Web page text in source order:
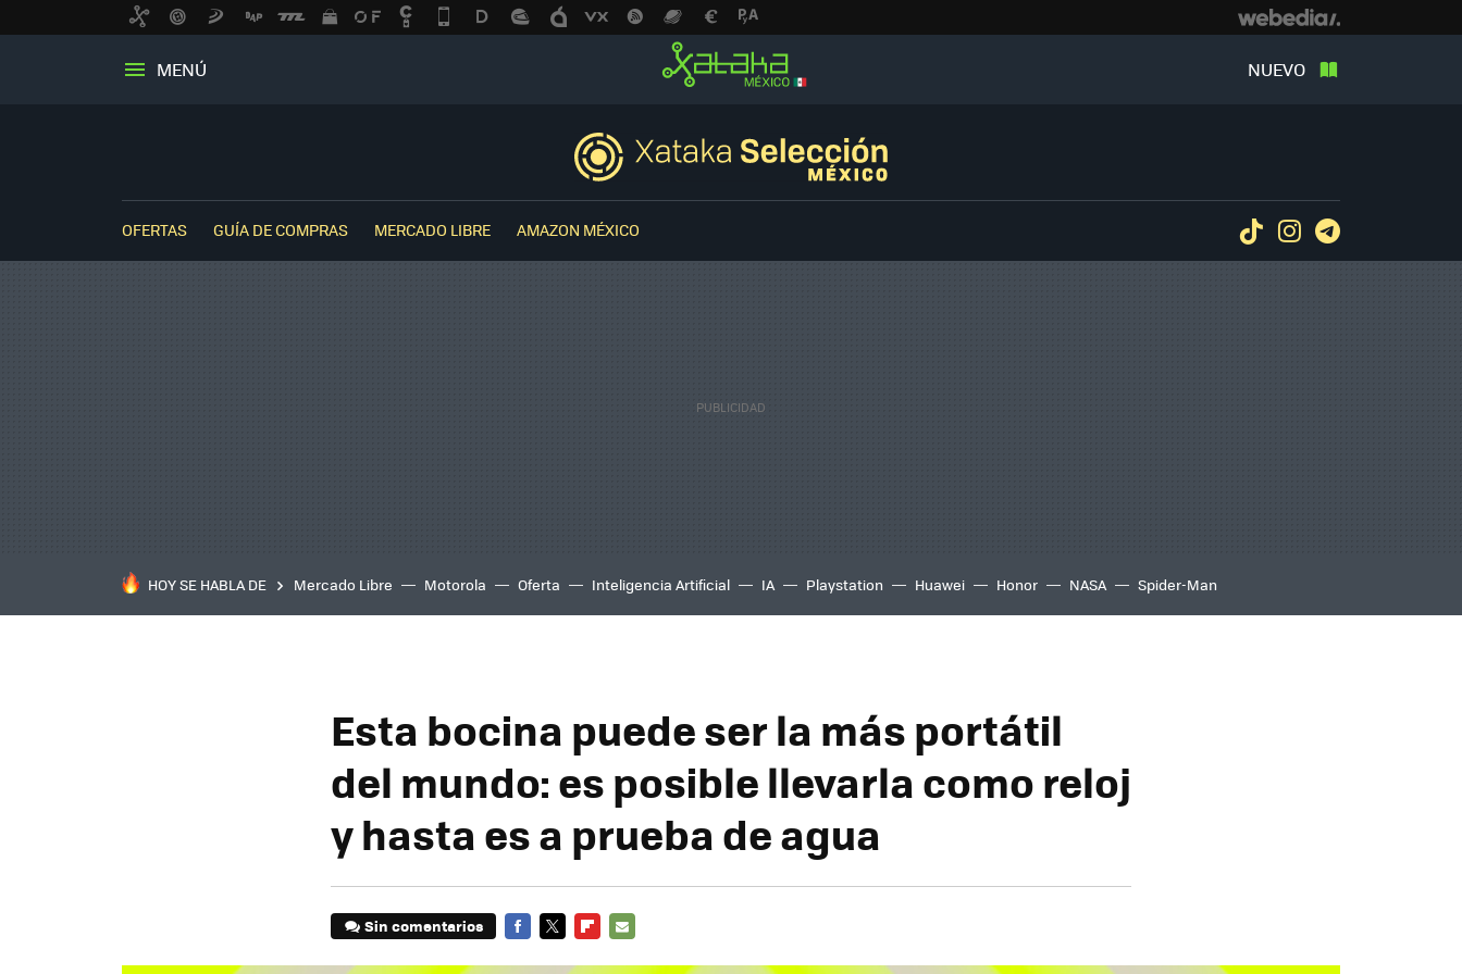
MENÚ NUEVO
OFERTAS GUÍA DE COMPRAS MERCADO LIBRE AMAZON MÉXICO TiktokInstagram
HOY SE HABLA DE Mercado Libre Motorola Oferta Inteligencia Artificial IA Playstation Huawei Honor NASA Spider-Man
Esta bocina puede ser la más portátil
del mundo: es posible llevarla como reloj
y hasta es a prueba de agua
Sin comentarios